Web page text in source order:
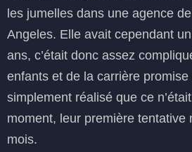
les jumelles dans une agence
Angeles. Elle avait cependant
ans, c’était donc assez
enfants et de la carrière
simplement réalisé que ce
moment, leur première tentative
mois.